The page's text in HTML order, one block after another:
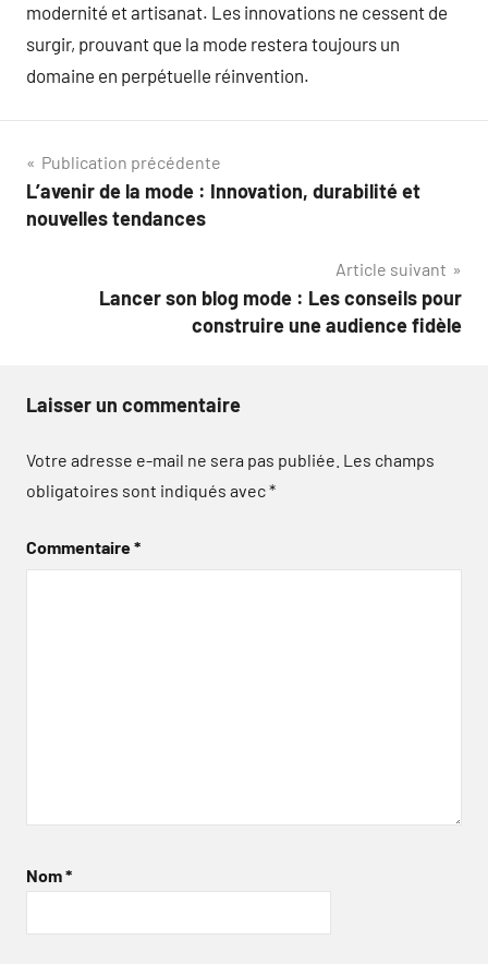
modernité et artisanat. Les innovations ne cessent de
surgir, prouvant que la mode restera toujours un
domaine en perpétuelle réinvention.
Navigation
de
Publication précédente
L’avenir de la mode : Innovation, durabilité et
nouvelles tendances
Article suivant
Lancer son blog mode : Les conseils pour
construire une audience fidèle
Laisser un commentaire
Votre adresse e-mail ne sera pas publiée. Les champs
obligatoires sont indiqués avec*
Commentaire*
Nom*